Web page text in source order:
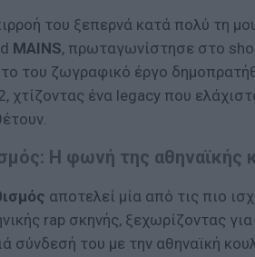
του ξεπερνά κατά πολύ τη
MAINS, πρωταγωνίστησε στο
του ζωγραφικό έργο
χτίζοντας ένα legacy που
Η φωνή της αθηναϊκής
αποτελεί μία από τις πιο
rap σκηνής, ξεχωρίζοντας
σύνδεσή του με την αθηναϊκή